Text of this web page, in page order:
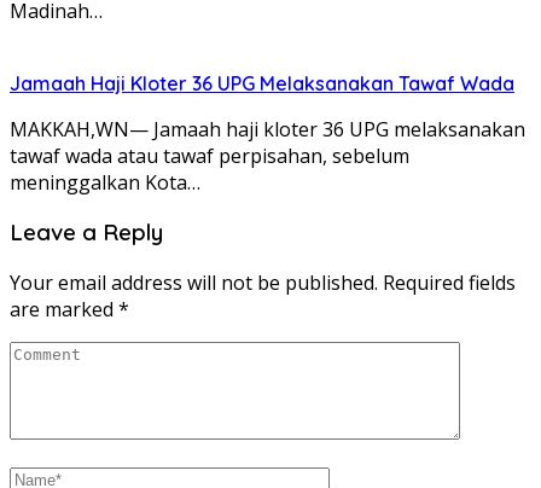
Madinah…
Jamaah Haji Kloter 36 UPG Melaksanakan Tawaf Wada
MAKKAH,WN— Jamaah haji kloter 36 UPG melaksanakan
tawaf wada atau tawaf perpisahan, sebelum
meninggalkan Kota…
Leave a Reply
Your email address will not be published. Required fields
are marked *